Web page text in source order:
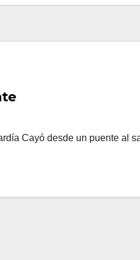
Cayó desde un puente al